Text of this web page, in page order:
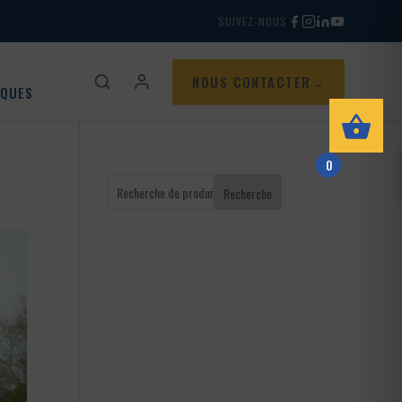
SUIVEZ-NOUS
NOUS CONTACTER
Recherche
0